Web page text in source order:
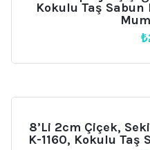
Kokulu Taş Sabun
₺
8’li 2cm Çiçek,
K-1160, Kokulu Taş